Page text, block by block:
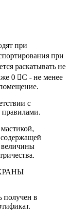
при
при
раскатывать не
0 С - не менее
с
величины
получен в